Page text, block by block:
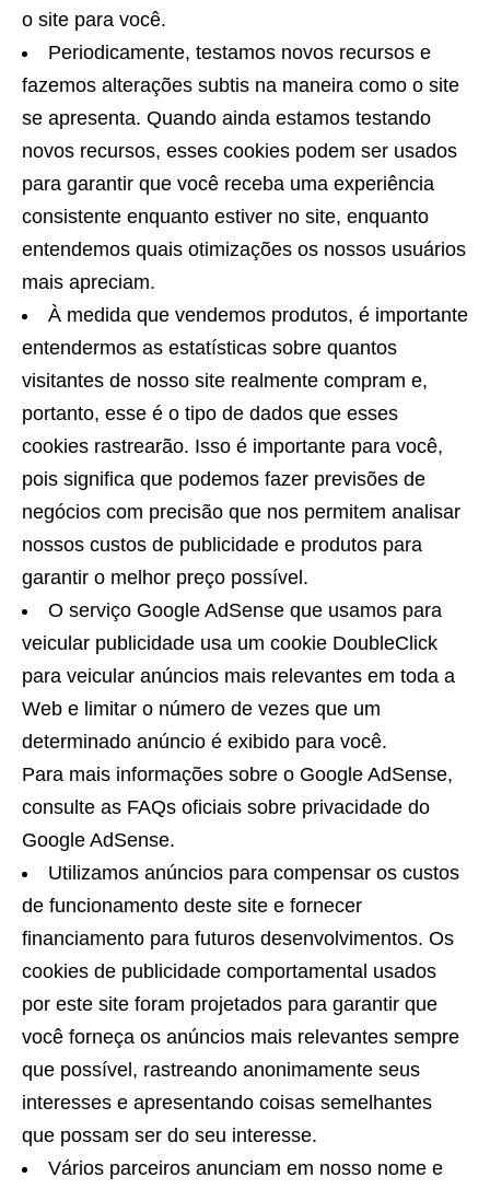
o site para você.
Periodicamente, testamos novos recursos e
fazemos alterações subtis na maneira como o site
se apresenta. Quando ainda estamos testando
novos recursos, esses cookies podem ser usados ​​
para garantir que você receba uma experiência
consistente enquanto estiver no site, enquanto
entendemos quais otimizações os nossos usuários
mais apreciam.
À medida que vendemos produtos, é importante
entendermos as estatísticas sobre quantos
visitantes de nosso site realmente compram e,
portanto, esse é o tipo de dados que esses
cookies rastrearão. Isso é importante para você,
pois significa que podemos fazer previsões de
negócios com precisão que nos permitem analisar
nossos custos de publicidade e produtos para
garantir o melhor preço possível.
O serviço Google AdSense que usamos para
veicular publicidade usa um cookie DoubleClick
para veicular anúncios mais relevantes em toda a
Web e limitar o número de vezes que um
determinado anúncio é exibido para você.
Para mais informações sobre o Google AdSense,
consulte as FAQs oficiais sobre privacidade do
Google AdSense.
Utilizamos anúncios para compensar os custos
de funcionamento deste site e fornecer
financiamento para futuros desenvolvimentos. Os
cookies de publicidade comportamental usados ​​
por este site foram projetados para garantir que
você forneça os anúncios mais relevantes sempre
que possível, rastreando anonimamente seus
interesses e apresentando coisas semelhantes
que possam ser do seu interesse.
Vários parceiros anunciam em nosso nome e